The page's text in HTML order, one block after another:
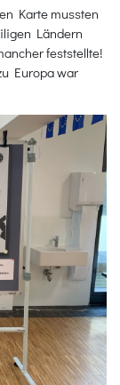
Karte mussten
Ländern
feststellte!
Europa war